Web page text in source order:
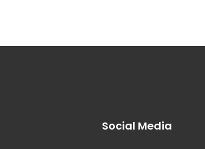
Social Media